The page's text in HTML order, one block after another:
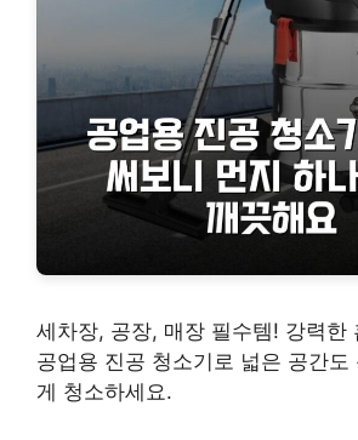
세차장, 공장, 매장 필수템! 강력한
공업용 진공 청소기로 넓은 공간도
게 청소하세요.